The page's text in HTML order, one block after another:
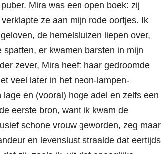
Mira was een open boek: zij
ze aan mijn rode oortjes. Ik
de hemelsluizen liepen over,
spatten, er kwamen barsten in mijn
zever, Mira heeft haar gedroomde
veel later in het neon-lampen-
en (vooral) hoge adel en zelfs een
eerste bron, want ik kwam de
schone vrouw geworden, zeg maar
en levenslust straalde dat eertijds